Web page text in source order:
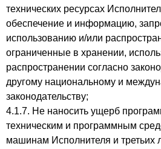
технических ресурсах
обеспечение и информацию,
использованию и/или
ограниченные в хранении,
распространении согласно
другому национальному и
законодательству;
4.1.7. Не наносить ущерб
техническим и программным
машинам Исполнителя и третьих